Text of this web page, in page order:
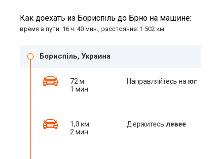
Как доехать из Бориспіль до Брно на машине:
время в пути: 16 ч. 40 мин., расстояние: 1 502 км
Бориспіль, Украина
72 м
1 мин.
Направляйтесь на юг
1,0 км
2 мин.
Держитесь левее